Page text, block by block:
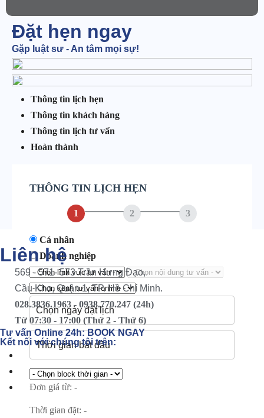
Đặt hẹn ngay
Gặp luật sư - An tâm mọi sự!
Thông tin lịch hẹn
Thông tin khách hàng
Thông tin lịch tư vấn
Hoàn thành
THÔNG TIN LỊCH HẸN
1 2 3
Cá nhân
Doanh nghiệp
Đơn giá từ: -
Thời gian đặt: -
Liên hệ
569 - 571- 573 Trần Hưng Đạo,
Cầu Kho, Quận 1, TP. Hồ Chí Minh.
028.3836.1963 - 0938.770.247 (24h)
Từ 07:30 - 17:00 (Thứ 2 - Thứ 6)
Tư vấn Online 24h:BOOK NGAY
Kết nối với chúng tôi trên: